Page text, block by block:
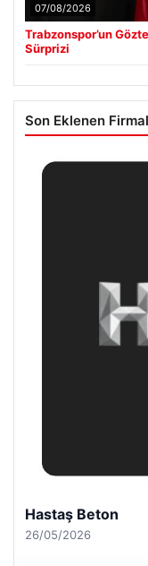
07/08/2026
Trabzonspor’un
Sürprizi
Son Eklenen
Prenses Night
29/04/2026